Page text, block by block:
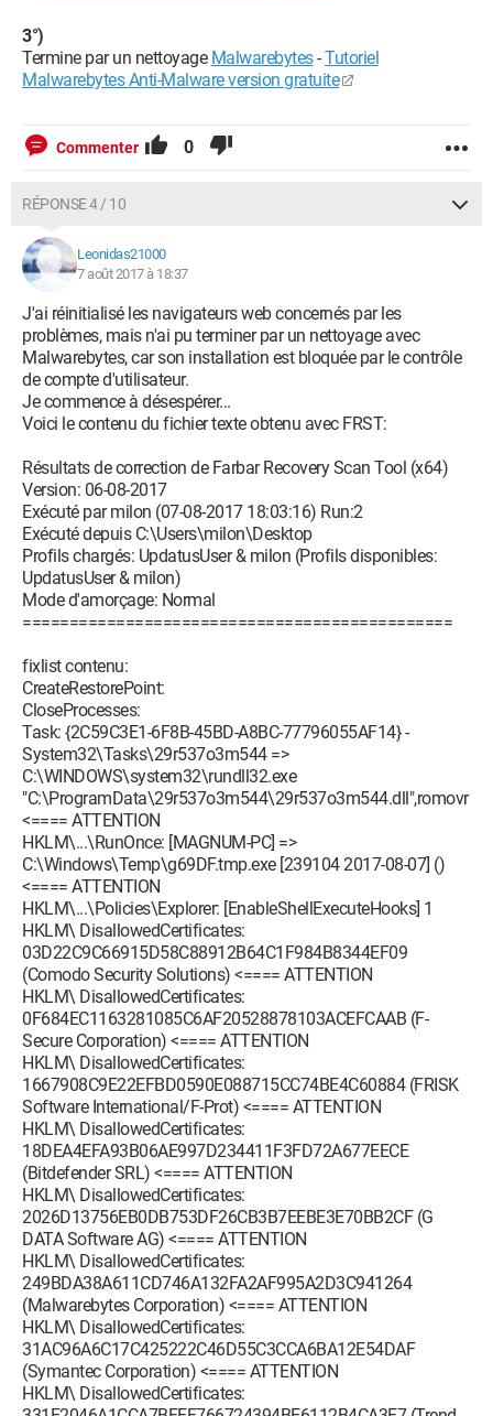
3°)
Termine par un nettoyage Malwarebytes-Tutoriel
Malwarebytes Anti-Malware version gratuite
Commenter 0
RÉPONSE 4 / 10
Leonidas21000
7 août 2017 à 18:37
J'ai réinitialisé les navigateurs web concernés par les
problèmes, mais n'ai pu terminer par un nettoyage avec
Malwarebytes, car son installation est bloquée par le contrôle
de compte d'utilisateur.
Je commence à désespérer...
Voici le contenu du fichier texte obtenu avec FRST:
Résultats de correction de Farbar Recovery Scan Tool (x64)
Version: 06-08-2017
Exécuté par milon (07-08-2017 18:03:16) Run:2
Exécuté depuis C:\Users\milon\Desktop
Profils chargés: UpdatusUser & milon (Profils disponibles:
UpdatusUser & milon)
Mode d'amorçage: Normal
==============================================
fixlist contenu:
CreateRestorePoint:
CloseProcesses:
Task: {2C59C3E1-6F8B-45BD-A8BC-77796055AF14} -
System32\Tasks\29r537o3m544 =>
C:\WINDOWS\system32\rundll32.exe
"C:\ProgramData\29r537o3m544\29r537o3m544.dll",romovr
<==== ATTENTION
HKLM\...\RunOnce: [MAGNUM-PC] =>
C:\Windows\Temp\g69DF.tmp.exe [239104 2017-08-07] ()
<==== ATTENTION
HKLM\...\Policies\Explorer: [EnableShellExecuteHooks] 1
HKLM\ DisallowedCertificates:
03D22C9C66915D58C88912B64C1F984B8344EF09
(Comodo Security Solutions) <==== ATTENTION
HKLM\ DisallowedCertificates:
0F684EC1163281085C6AF20528878103ACEFCAAB (F-
Secure Corporation) <==== ATTENTION
HKLM\ DisallowedCertificates:
1667908C9E22EFBD0590E088715CC74BE4C60884 (FRISK
Software International/F-Prot) <==== ATTENTION
HKLM\ DisallowedCertificates:
18DEA4EFA93B06AE997D234411F3FD72A677EECE
(Bitdefender SRL) <==== ATTENTION
HKLM\ DisallowedCertificates:
2026D13756EB0DB753DF26CB3B7EEBE3E70BB2CF (G
DATA Software AG) <==== ATTENTION
HKLM\ DisallowedCertificates:
249BDA38A611CD746A132FA2AF995A2D3C941264
(Malwarebytes Corporation) <==== ATTENTION
HKLM\ DisallowedCertificates:
31AC96A6C17C425222C46D55C3CCA6BA12E54DAF
(Symantec Corporation) <==== ATTENTION
HKLM\ DisallowedCertificates: